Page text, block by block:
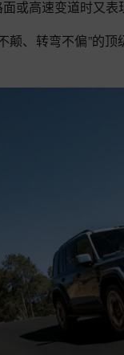
或高速变道时又
颠、转弯不偏”的